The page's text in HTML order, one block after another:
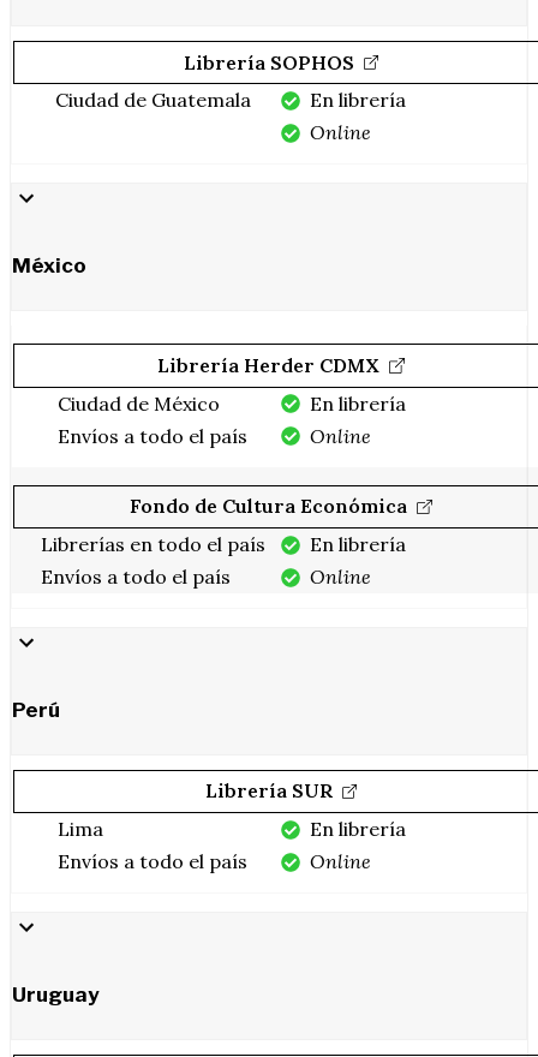
Librería SOPHOS
Ciudad de Guatemala
En librería
Online
México
Librería Herder CDMX
Ciudad de México
Envíos a todo el país
En librería
Online
Fondo de Cultura Económica
Librerías en todo el país
Envíos a todo el país
En librería
Online
Perú
Librería SUR
Lima
Envíos a todo el país
En librería
Online
Uruguay